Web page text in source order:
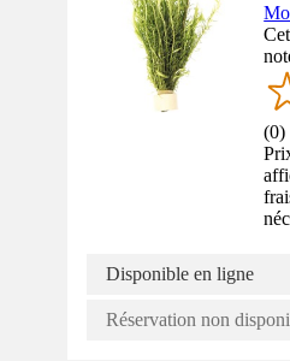
(0)
Disponible en ligne
Réservation non